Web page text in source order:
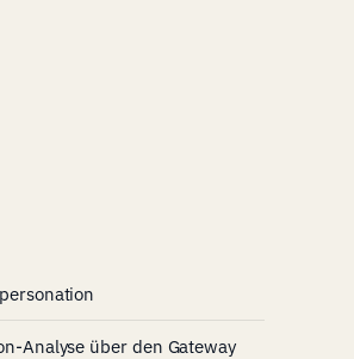
Analyse über den Gateway